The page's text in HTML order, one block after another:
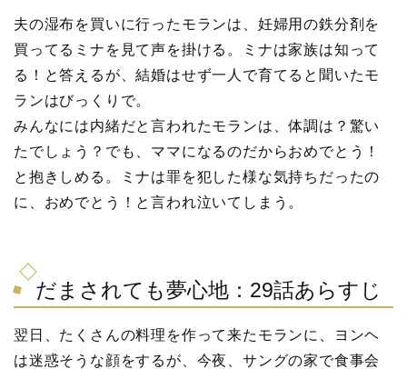
夫の湿布を買いに行ったモランは、妊婦用の鉄分剤を
買ってるミナを見て声を掛ける。ミナは家族は知って
る！と答えるが、結婚はせず一人で育てると聞いたモ
ランはびっくりで。
みんなには内緒だと言われたモランは、体調は？驚い
たでしょう？でも、ママになるのだからおめでとう！
と抱きしめる。ミナは罪を犯した様な気持ちだったの
に、おめでとう！と言われ泣いてしまう。
だまされても夢心地：29話あらすじ
翌日、たくさんの料理を作って来たモランに、ヨンヘ
は迷惑そうな顔をするが、今夜、サングの家で食事会